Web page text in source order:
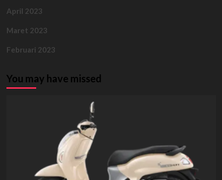
April 2023
Maret 2023
Februari 2023
You may have missed